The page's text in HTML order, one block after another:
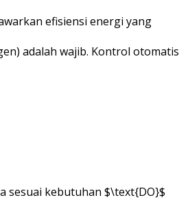
efisiensi energi yang
adalah wajib. Kontrol otomatis
sesuai kebutuhan $\text{DO}$